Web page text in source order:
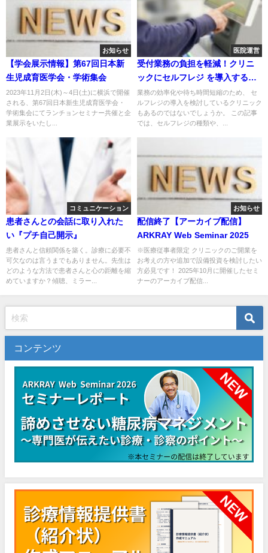
お知らせ
【学会展示情報】第67回日本新
生児成育医学会・学術集会
2023年11月2日(木)～4日(土)に横浜で開催
される、第67回日本新生児成育医学会・
学術集会にてランチョンセミナー共催と企
業展示をいたし...
医院運営
受付業務の負担を軽減！クリニ
ックにセルフレジ を導入するメ
リット・デメリット
業務の効率化や待ち時間短縮のため、 セ
ルフレジの導入を検討しているクリニック
もあるのではないでしょうか。 この記事
では、セルフレジの種類や、...
コミュニケーション
患者さんとの会話に取り入れた
い『プチ自己開示』
患者さんと信頼関係を築く。診療に必要不
可欠なのは言うまでもありません。先生は
どのような方法で患者さんと心の距離を縮
めていますか？傾聴、ミラー...
お知らせ
配信終了【アーカイブ配信】
ARKRAY Web Seminar 2025
※医療従事者限定 クリニックのご開業を
お考えの方や追加で設備投資を検討したい
方必見です！ 2025年10月に開催したセミ
ナーのアーカイブ配信...
コンテンツ